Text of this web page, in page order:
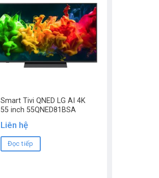
Smart Tivi QNED LG AI 4K
55 inch 55QNED81BSA
Liên hệ
Đọc tiếp